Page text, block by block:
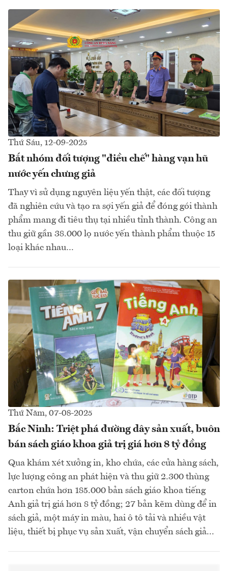
Thứ Sáu, 12-09-2025
Bắt nhóm đối tượng "điều chế" hàng vạn hũ
nước yến chưng giả
Thay vì sử dụng nguyên liệu yến thật, các đối tượng
đã nghiên cứu và tạo ra sợi yến giả để đóng gói thành
phẩm mang đi tiêu thụ tại nhiều tỉnh thành. Công an
thu giữ gần 38.000 lọ nước yến thành phẩm thuộc 15
loại khác nhau…
Thứ Năm, 07-08-2025
Bắc Ninh: Triệt phá đường dây sản xuất, buôn
bán sách giáo khoa giả trị giá hơn 8 tỷ đồng
Qua khám xét xưởng in, kho chứa, các cửa hàng sách,
lực lượng công an phát hiện và thu giữ 2.300 thùng
carton chứa hơn 185.000 bản sách giáo khoa tiếng
Anh giả trị giá hơn 8 tỷ đồng; 27 bản kẽm dùng để in
sách giả, một máy in màu, hai ô tô tải và nhiều vật
liệu, thiết bị phục vụ sản xuất, vận chuyển sách giả...